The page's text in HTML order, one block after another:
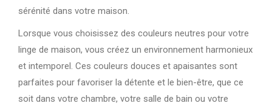
sérénité dans votre maison.
Lorsque vous choisissez des couleurs neutres pour votre
linge de maison, vous créez un environnement harmonieux
et intemporel. Ces couleurs douces et apaisantes sont
parfaites pour favoriser la détente et le bien-être, que ce
soit dans votre chambre, votre salle de bain ou votre